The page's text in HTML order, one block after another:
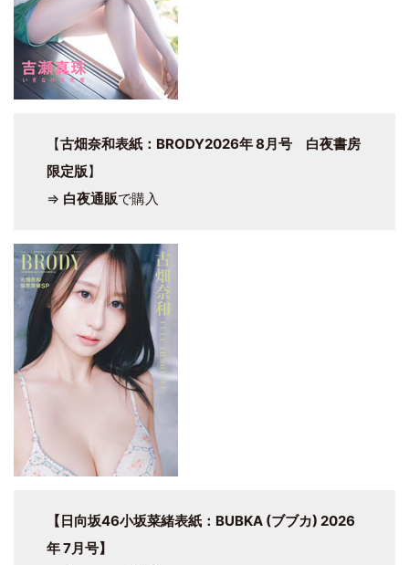
【古畑奈和表紙：BRODY2026年 8月号 白夜書房
限定版】
⇒ 白夜通販で購入
【日向坂46小坂菜緒表紙：BUBKA (ブブカ) 2026
年 7月号】